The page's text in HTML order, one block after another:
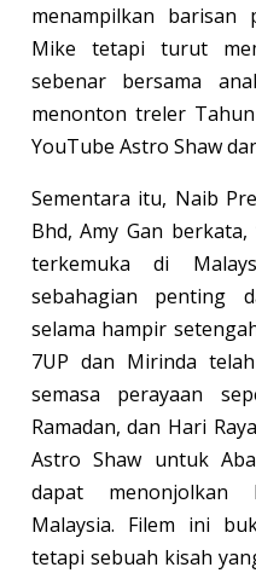
menampilkan barisan
Mike tetapi turut
sebenar bersama
menonton treler
YouTube Astro Shaw
Sementara itu, Naib
Bhd, Amy Gan
terkemuka di
sebahagian penting
selama hampir
7UP dan Mirinda
semasa perayaan
Ramadan, dan Hari
Astro Shaw untuk
dapat menonjolkan
Malaysia. Filem ini
tetapi sebuah kisah